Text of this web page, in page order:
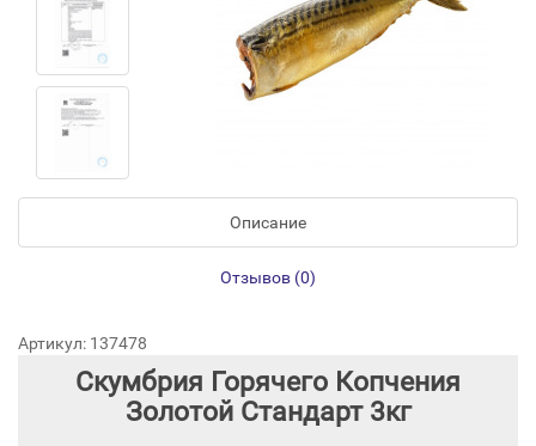
Описание
Отзывов (0)
Артикул: 137478
Скумбрия Горячего Копчения
Золотой Стандарт 3кг